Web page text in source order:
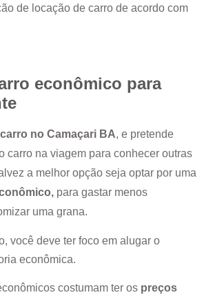
de locação de carro de acordo com
econômico para
no Camaçari BA, e pretende
carro na viagem para conhecer outras
a melhor opção seja optar por uma
para gastar menos
uma grana.
você deve ter foco em alugar o
econômica.
costumam ter os preços